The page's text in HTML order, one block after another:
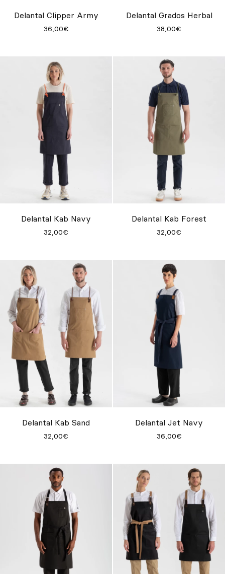
Inspírate
EN IT
Delantal Clipper Army
36,00€
Delantal Grados Herbal
38,00€
Delantal Kab Navy
32,00€
Delantal Kab Forest
32,00€
Delantal Kab Sand
32,00€
Delantal Jet Navy
36,00€